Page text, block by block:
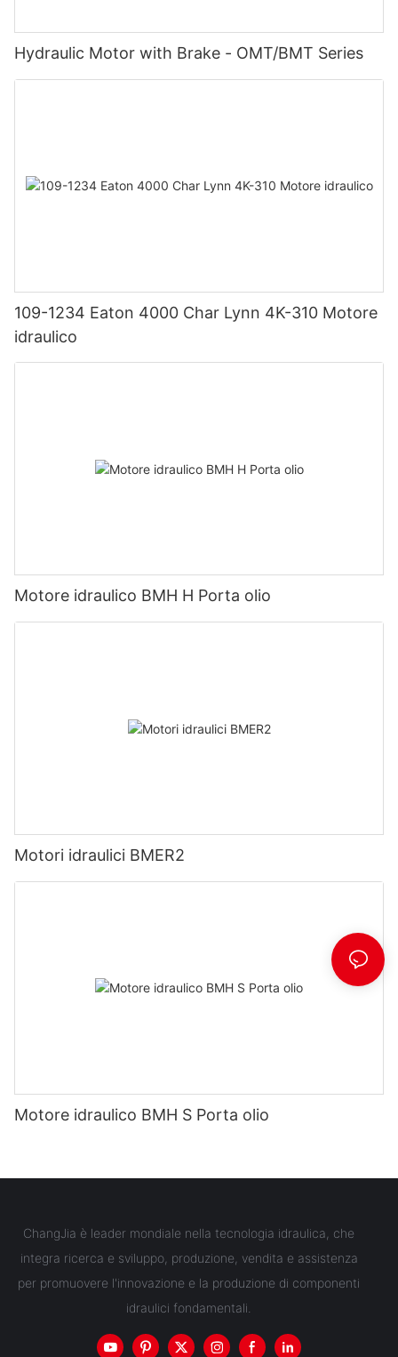
Hydraulic Motor with Brake - OMT/BMT Series
109-1234 Eaton 4000 Char Lynn 4K-310 Motore
idraulico
Motore idraulico BMH H Porta olio
Motori idraulici BMER2
Motore idraulico BMH S Porta olio
ChangJia è leader mondiale nella tecnologia idraulica, che
integra ricerca e sviluppo, produzione, vendita e assistenza
per promuovere l'innovazione e la produzione di componenti
idraulici fondamentali.